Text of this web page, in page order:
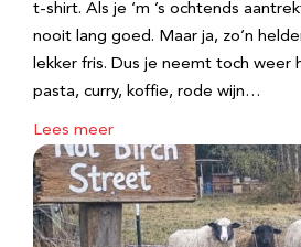
t-shirt. Als je ‘m ’s ochtends
nooit lang goed. Maar ja, zo’n
lekker fris. Dus je neemt toch weer
pasta, curry, koffie, rode wijn…
Lees meer